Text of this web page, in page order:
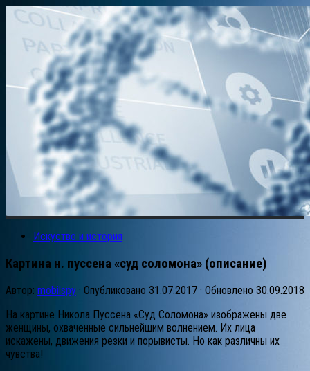
Искуство и история
Картина н. пуссена «суд соломона» (описание)
Автор: mobilspy · Опубликовано 31.07.2017 · Обновлено 30.09.2018
На картине Никола Пуссена «Суд Соломона» изображены две
женщины, охваченные сильнейшим волнением. Их лица
искажены, движения резки и порывисты. Но как различны их
чувства!